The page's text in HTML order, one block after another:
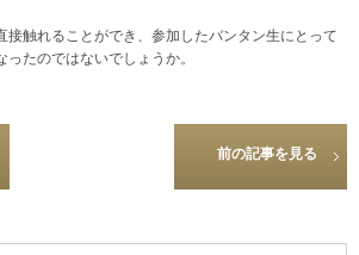
接触れることができ、参加したバンタン生にとって
たのではないでしょうか。
前の記事を見る